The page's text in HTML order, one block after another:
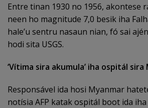
Entre tinan 1930 no 1956, akontese
neen ho magnitude 7,0 besik iha
hale’u sentru nasaun nian, fó sai
hodi sita USGS.
‘Vítima sira akumula’ iha ospitál
Responsável ida hosi Myanmar
notísia AFP katak ospitál boot ida